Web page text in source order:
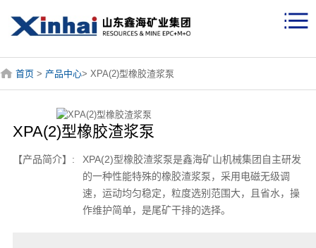
首页 > 产品中心> XPA(2)型橡胶渣浆泵
XPA(2)型橡胶渣浆泵
【产品简介】:
XPA(2)型橡胶渣浆泵是鑫海矿山机械集团自主研发
的一种性能特殊的橡胶渣浆泵，采用电磁无级调
速，运动均匀稳定，粒度选别范围大，且省水，操
作维护简单，是尾矿干排的选择。